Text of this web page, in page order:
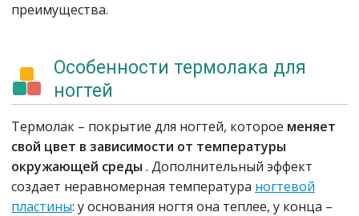
преимущества.
Особенности термолака для
ногтей
Термолак – покрытие для ногтей, которое меняет
свой цвет в зависимости от температуры
окружающей среды . Дополнительный эффект
создает неравномерная температура ногтевой
пластины: у основания ногтя она теплее, у конца –